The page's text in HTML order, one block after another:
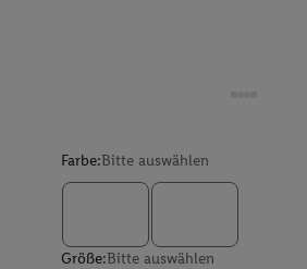
Farbe:Bitte auswählen
Größe:Bitte auswählen